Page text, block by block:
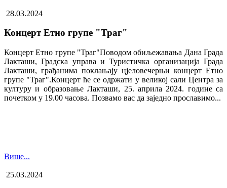
28.03.2024
Концерт Етно групе "Траг"
Концерт Етно групе "Траг"Поводом обиљежавања Дана Града
Лакташи, Градска управа и Туристичка организација Града
Лакташи, грађанима поклањају цјеловечерњи концерт Етно
групе "Траг".Концерт ће се одржати у великој сали Центра за
културу и образовање Лакташи, 25. априла 2024. године са
почетком у 19.00 часова. Позвамо вас да заједно прославимо...
Више...
25.03.2024